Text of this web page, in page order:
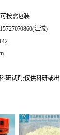
按需包装
江诚)
研试剂;仅供科研或